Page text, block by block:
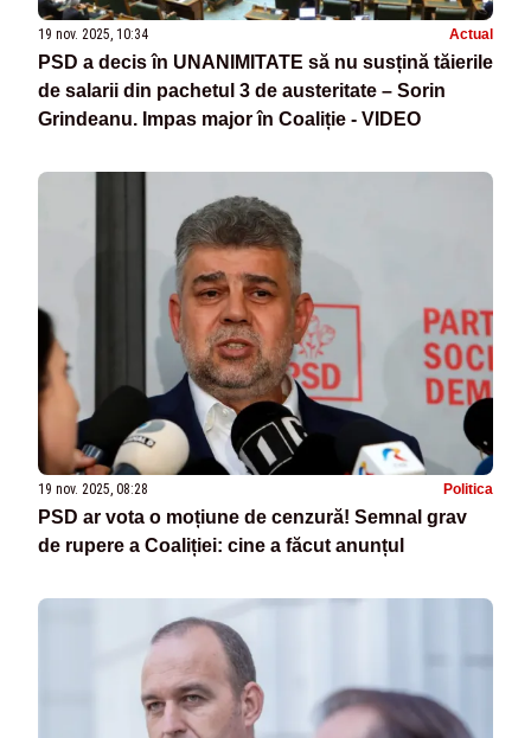
19 nov. 2025, 10:34 Actual
PSD a decis în UNANIMITATE să nu susțină tăierile
de salarii din pachetul 3 de austeritate – Sorin
Grindeanu. Impas major în Coaliție - VIDEO
19 nov. 2025, 08:28 Politica
PSD ar vota o moțiune de cenzură! Semnal grav
de rupere a Coaliției: cine a făcut anunțul